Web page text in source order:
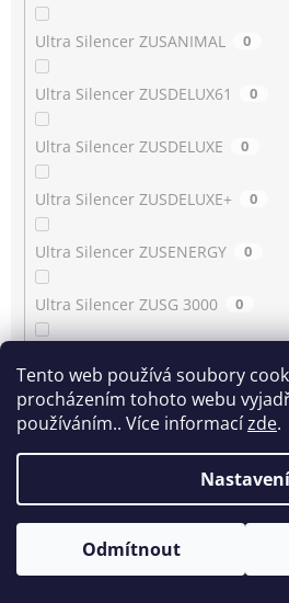
Tento web používá soubory
procházením tohoto webu
používáním.. Více informacízde.
Nastavení
Odmítnout
Ultra Silencer ZUSANIMAL 0
Ultra Silencer ZUSDELUX61 0
Ultra Silencer ZUSDELUXE 0
Ultra Silencer ZUSDELUXE+ 0
Ultra Silencer ZUSENERGY 0
Ultra Silencer ZUSG 3000 0
Ultra Silencer ZUSG 4061 0
Ultra Silencer ZUSGREEN 0